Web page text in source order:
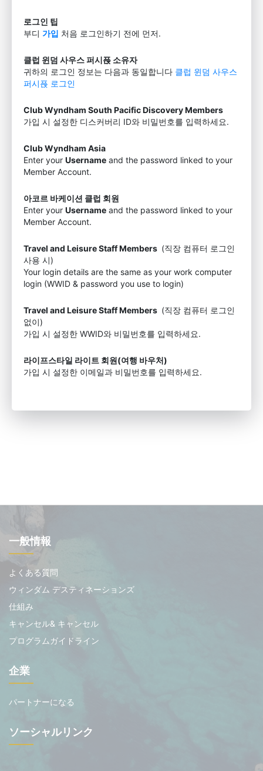
로그인 팁
부디 가입 처음 로그인하기 전에 먼저.
클럽 윈덤 사우스 퍼시픉 소유자
귀하의 로그인 정보는 다음과 동일합니다 클럽 윈덤 사우스
퍼시픉 로그인
Club Wyndham South Pacific Discovery Members
가입 시 설정한 디스커버리 ID와 비밀번호를 입력하세요.
Club Wyndham Asia
Enter your Username and the password linked to your
Member Account.
아코르 바케이션 클럽 회원
Enter your Username and the password linked to your
Member Account.
Travel and Leisure Staff Members (직장 컴퓨터 로그인
사용 시)
Your login details are the same as your work computer
login (WWID & password you use to login)
Travel and Leisure Staff Members (직장 컴퓨터 로그인
없이)
가입 시 설정한 WWID와 비밀번호를 입력하세요.
라이프스타일 라이트 회원(여행 바우처)
가입 시 설정한 이메일과 비밀번호를 입력하세요.
一般情報
よくある質問
ウィンダム デスティネーションズ
仕組み
キャンセル& キャンセル
プログラムガイドライン
企業
パートナーになる
ソーシャルリンク